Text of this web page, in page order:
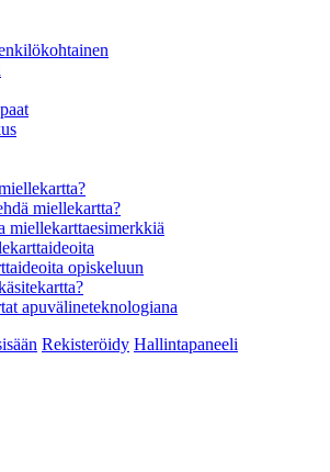
miellekartta?
miellekarttaesimerkkiä
opiskeluun
apuvälineteknologiana
Rekisteröidy Hallintapaneeli